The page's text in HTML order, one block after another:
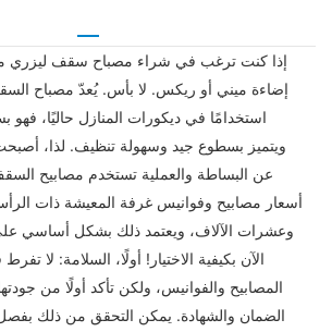
إذا كنت ترغب في شراء مصباح سقف ليزري
إضاءة ميني أو ريكس. لا بأس. يُعدّ مصباح
استخدامًا في ديكورات المنازل حاليًا، فهو
ويتميز بسطوع جيد وسهولة تنظيف. لذا،
عن البساطة والعملية تستخدم مصابيح
أسعار مصابيح وفوانيس غرفة المعيشة ذات
وعشرات الآلاف، ويعتمد ذلك بشكل أساسي على
الآن بكيفية الاختيار! أولًا، السلامة: لا
المصابيح والفوانيس، ولكن تأكد أولًا من
الضمان والشهادة. يمكن التحقق من ذلك